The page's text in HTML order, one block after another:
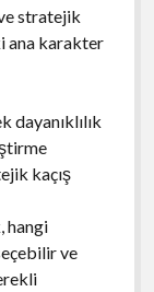
stratejik
ana karakter
dayanıklılık
kaçış
hangi
ve